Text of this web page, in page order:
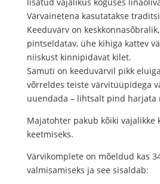
Värvainetena kasutatakse
Keeduvärv on
pintseldatav, ühe kihiga kattev
niiskust kinnipidavat kilet.
Samuti on keeduvärvil pikk
võrreldes teiste värvitüüpidega
uuendada – lihtsalt pind harjata
Majatohter pakub kõiki vajalikke
keetmiseks.
Värvikomplete on mõeldud kas
valmisamiseks ja see sisaldab: